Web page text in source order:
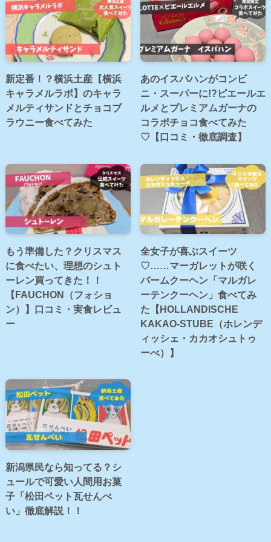
新定番！？横浜土産【横浜
キャラメルラボ】のキャラ
メルティサンドとチョコブ
ラウニー食べてみた
あのイスパハンがコンビ
ニ・スーパーに!?ピエールエ
ルメとプレミアムガーナの
コラボチョコ食べてみた
♡【口コミ・徹底調査】
もう準備した？クリスマス
に食べたい、理想のシュト
ーレン買ってきた！！
【FAUCHON（フォショ
ン）】口コミ・実食レビュ
ー
全女子が喜ぶスイーツ
♡……マーガレットが咲く
バームクーヘン「マルガレ
ーテンクーヘン」食べてみ
た【HOLLANDISCHE
KAKAO-STUBE（ホレンデ
ィッシェ・カカオシュトゥ
ーべ）】
新潟県民なら知ってる？シ
ュールで可愛い人間用お菓
子「松田ペット瓦せんべ
い」徹底解説！！